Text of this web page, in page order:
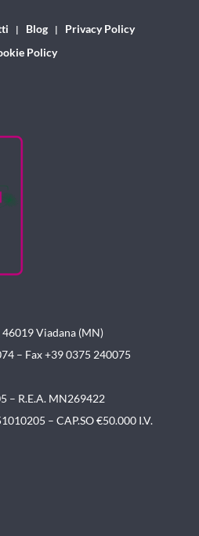
Blog
Privacy Policy
Policy
46019Viadana (MN)
– Fax +39 0375 240075
– R.E.A. MN269422
– CAP.SO €50.000 I.V.